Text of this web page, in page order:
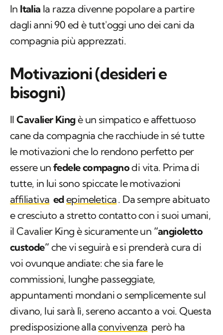
In Italia la razza divenne popolare a partire
dagli anni 90 ed è tutt'oggi uno dei cani da
compagnia più apprezzati.
Motivazioni (desideri e
bisogni)
IlCavalier Kingè un simpatico e affettuoso
cane da compagnia che racchiude in sé tutte
le motivazioni che lo rendono perfetto per
essere unfedele compagnodi vita. Prima di
tutte, in lui sono spiccate le motivazioni
affiliativa edepimeletica. Da sempre abituato
e cresciuto a stretto contatto con i suoi umani,
il Cavalier King è sicuramente un “angioletto
custode” che vi seguirà e si prenderà cura di
voi ovunque andiate: che sia fare le
commissioni, lunghe passeggiate,
appuntamenti mondani o semplicemente sul
divano, lui sarà lì, sereno accanto a voi. Questa
predisposizione allaconvivenza però ha